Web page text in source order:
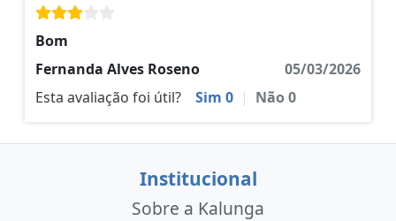
Bom
Fernanda Alves Roseno
05/03/2026
Esta avaliação foi útil?
Sim 0 | Não0
Institucional
Sobre a Kalunga